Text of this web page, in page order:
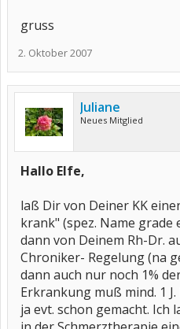
gruss
2. Oktober 2007
Juliane
Neues Mitglied
Hallo Elfe,
laß Dir von Deiner KK
krank" (spez. Name
dann von Deinem Rh-Dr.
Chroniker- Regelung (na
dann auch nur noch 1%
Erkrankung muß mind. 1
ja evt. schon gemacht. Ich